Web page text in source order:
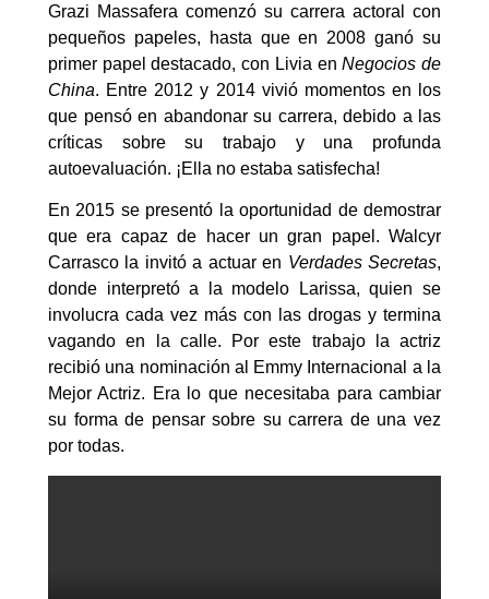
Grazi Massafera comenzó su carrera actoral con
pequeños papeles, hasta que en 2008 ganó su
primer papel destacado, con Livia enNegocios de
China. Entre 2012 y 2014 vivió momentos en los
que pensó en abandonar su carrera, debido a las
críticas sobre su trabajo y una profunda
autoevaluación. ¡Ella no estaba satisfecha!
En 2015 se presentó la oportunidad de demostrar
que era capaz de hacer un gran papel. Walcyr
Carrasco la invitó a actuar en Verdades Secretas,
donde interpretó a la modelo Larissa, quien se
involucra cada vez más con las drogas y termina
vagando en la calle. Por este trabajo la actriz
recibió una nominación al Emmy Internacional a la
Mejor Actriz. Era lo que necesitaba para cambiar
su forma de pensar sobre su carrera de una vez
por todas.